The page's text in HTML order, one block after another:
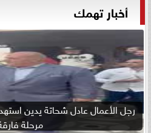
أخبار تهمك
رجل الأعمال عادل شحاتة يدين
مرحلة